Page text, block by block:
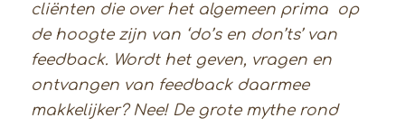
cliënten die over het algemeen prima op
de hoogte zijn van ‘do’s en don’ts’ van
feedback. Wordt het geven, vragen en
ontvangen van feedback daarmee
makkelijker? Nee! De grote mythe rond